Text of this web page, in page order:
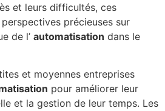
et leurs difficultés, ces
précieuses sur
de l’ automatisation dans le
et moyennes entreprises
pour améliorer leur
et la gestion de leur temps. Les